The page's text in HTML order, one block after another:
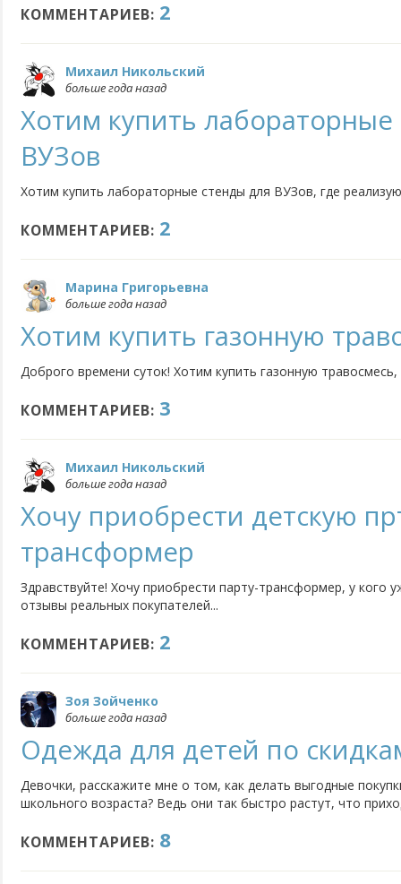
КОММЕНТАРИЕВ: 2
Михаил Никольский
больше года назад
Хотим купить
ВУЗов
Хотим купить лабораторные стенды для ВУЗов, где
КОММЕНТАРИЕВ: 2
Марина Григорьевна
больше года назад
Хотим купить газонную
Доброго времени суток! Хотим купить газонную травосмесь,
КОММЕНТАРИЕВ: 3
Михаил Никольский
больше года назад
Хочу приобрести детскую
трансформер
Здравствуйте! Хочу приобрести парту-трансформер, у кого
отзывы реальных покупателей...
КОММЕНТАРИЕВ: 2
Зоя Зойченко
больше года назад
Одежда для детей по
Девочки, расскажите мне о том, как делать выгодные
школьного возраста? Ведь они так быстро растут, что
приемлемой по стоимости.
КОММЕНТАРИЕВ: 8